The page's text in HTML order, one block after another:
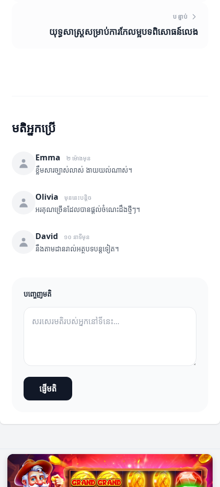
បន្ទាប់
យុទ្ធសាស្ត្រសម្រាប់ការកែលម្អបទពិសោធន៍លេង
មតិអ្នកប្រើ
Emma ២ ម៉ោងមុន
ខ្លឹមសារច្បាស់លាស់ ងាយយល់ណាស់។
Olivia មុននេះបន្តិច
អរគុណច្រើនដែលបានផ្តល់ចំណេះដឹងថ្មីៗ។
David ១០ នាទីមុន
នឹងតាមដានរាល់អត្ថបទបន្តទៀត។
បញ្ចេញមតិ
ផ្ញើមតិ